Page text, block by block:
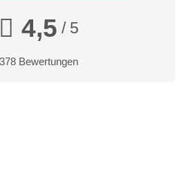
4,5 / 5
Bewertungen